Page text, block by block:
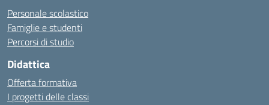
Personale scolastico
Famiglie e studenti
Percorsi di studio
Didattica
Offerta formativa
I progetti delle classi